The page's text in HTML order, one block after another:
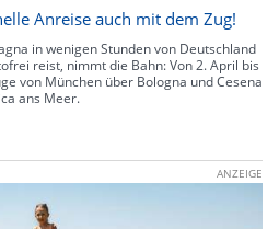
Anreise auch mit dem Zug!
in wenigen Stunden von Deutschland
reist, nimmt die Bahn: Von 2. April bis
von München über Bologna und Cesena
ans Meer.
ANZEIGE